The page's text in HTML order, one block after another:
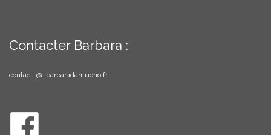
Contacter Barbara :
contact @ barbaradantuono.fr